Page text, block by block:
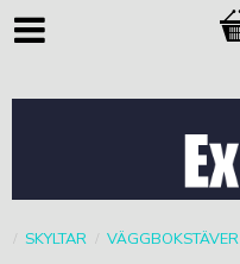
SKYLTAR VÄGGBOKSTÄVER